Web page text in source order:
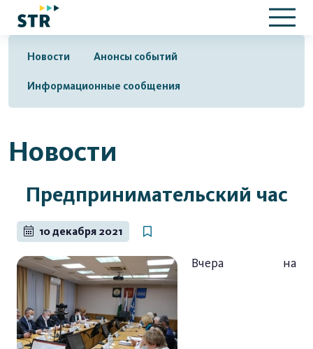
Новости Анонсы событий
Информационные сообщения
Новости
Предпринимательский час
10 декабря 2021
Вчера на